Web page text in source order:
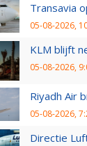
Transavia
05-08-2026,
KLM blijft
05-08-2026,
Riyadh Air
05-08-2026,
Directie